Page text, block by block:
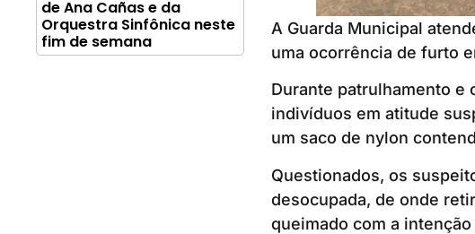
de Ana Cañas e da
Orquestra Sinfônica neste
fim de semana
A Guarda Municipal
uma ocorrência de furto
Durante patrulhamento e
indivíduos em atitude
um saco de nylon
Questionados, os
desocupada, de onde
queimado com a